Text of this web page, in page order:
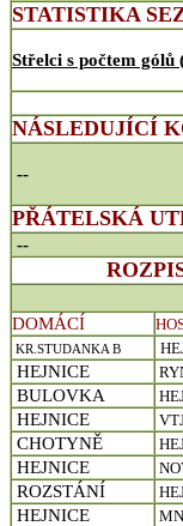
STATISTIKA
Střelci s počtem gólů
NÁSLEDUJÍCÍ
--
PŘÁTELSKÁ
--
DOMÁCÍ
KR.STUDANKA B
HEJNICE
BULOVKA
HEJNICE
CHOTYNĚ
HEJNICE
ROZSTÁNÍ
HEJNICE